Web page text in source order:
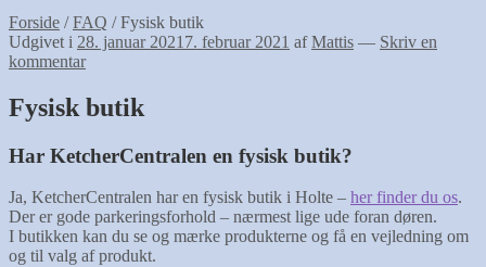
Forside /FAQ /Fysisk butik
Udgivet i 28. januar 2021 7. februar 2021 afMattis — Skriv en
kommentar
Fysisk butik
Har KetcherCentralen en fysisk butik?
Ja, KetcherCentralen har en fysisk butik i Holte – her finder du os.
Der er gode parkeringsforhold – nærmest lige ude foran døren.
I butikken kan du se og mærke produkterne og få en vejledning om
og til valg af produkt.